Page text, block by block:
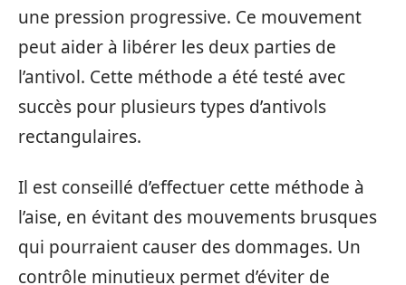
une pression progressive. Ce mouvement
peut aider à libérer les deux parties de
l’antivol. Cette méthode a été testé avec
succès pour plusieurs types d’antivols
rectangulaires.
Il est conseillé d’effectuer cette méthode à
l’aise, en évitant des mouvements brusques
qui pourraient causer des dommages. Un
contrôle minutieux permet d’éviter de